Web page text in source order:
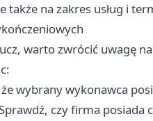
na zakres usług i
warto zwrócić uwagę
wybrany wykonawca
czy firma posiada